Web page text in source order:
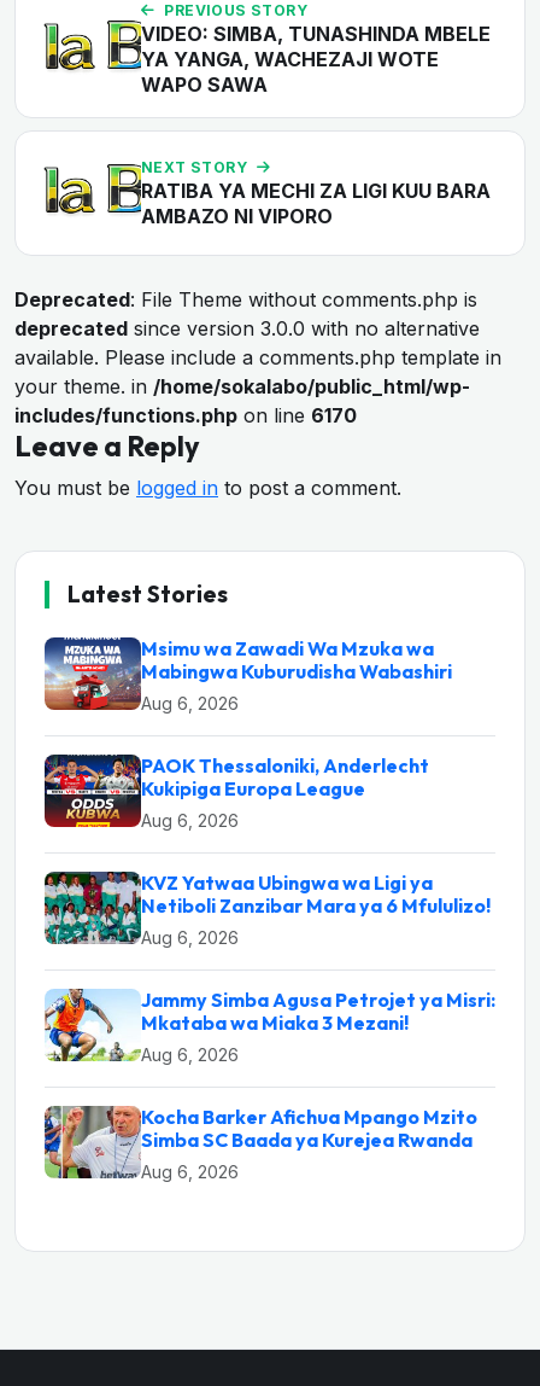
PREVIOUS STORY
VIDEO: SIMBA, TUNASHINDA MBELE
YA YANGA, WACHEZAJI WOTE
WAPO SAWA
NEXT STORY
RATIBA YA MECHI ZA LIGI KUU BARA
AMBAZO NI VIPORO
Deprecated: File Theme without comments.php is
deprecated since version 3.0.0 with no alternative
available. Please include a comments.php template in
your theme. in /home/sokalabo/public_html/wp-
includes/functions.php on line 6170
Leave a Reply
You must be logged in to post a comment.
Latest Stories
Msimu wa Zawadi Wa Mzuka wa
Mabingwa Kuburudisha Wabashiri
Aug 6, 2026
PAOK Thessaloniki, Anderlecht
Kukipiga Europa League
Aug 6, 2026
KVZ Yatwaa Ubingwa wa Ligi ya
Netiboli Zanzibar Mara ya 6 Mfululizo!
Aug 6, 2026
Jammy Simba Agusa Petrojet ya Misri:
Mkataba wa Miaka 3 Mezani!
Aug 6, 2026
Kocha Barker Afichua Mpango Mzito
Simba SC Baada ya Kurejea Rwanda
Aug 6, 2026